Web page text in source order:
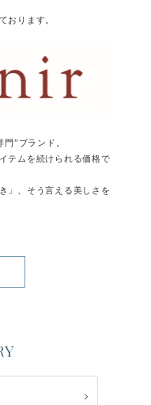
おります。
”ブランド。
テムを続けられる価格で
」、そう言える美しさを